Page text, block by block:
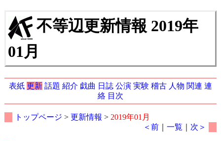
不等辺更新情報 2019年
01月
表紙 更新 話題 紹介 戯曲 日誌 公演 実験 稽古 人物 関連 連
絡 目次
トップページ > 更新情報 > 2019年01月
＜前 ｜一覧 次＞